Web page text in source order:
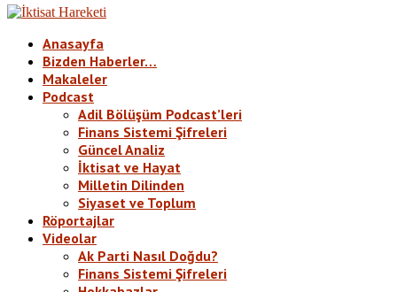
Anasayfa
Bizden Haberler…
Makaleler
Podcast
Adil Bölüşüm Podcast’leri
Finans Sistemi Şifreleri
Güncel Analiz
İktisat ve Hayat
Milletin Dilinden
Siyaset ve Toplum
Röportajlar
Videolar
Ak Parti Nasıl Doğdu?
Finans Sistemi Şifreleri